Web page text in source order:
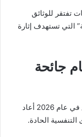
تفتقر للوثائق
التي تستهدف إثارة
جائحة
فيروس هانتا ليس جديداً، لكن تداول المقطع في عام 2026 أعاد
الحادة.